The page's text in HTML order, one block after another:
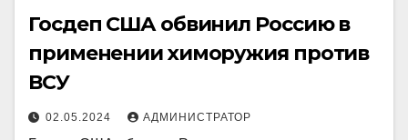
Госдеп США обвинил Россию в
применении химоружия против
ВСУ
02.05.2024 АДМИНИСТРАТОР